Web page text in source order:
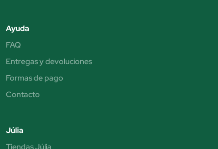
Ayuda
FAQ
Entregas y devoluciones
Formas de pago
Contacto
Júlia
Tiendas Júlia